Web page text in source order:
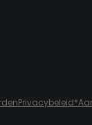
Privacybeleid